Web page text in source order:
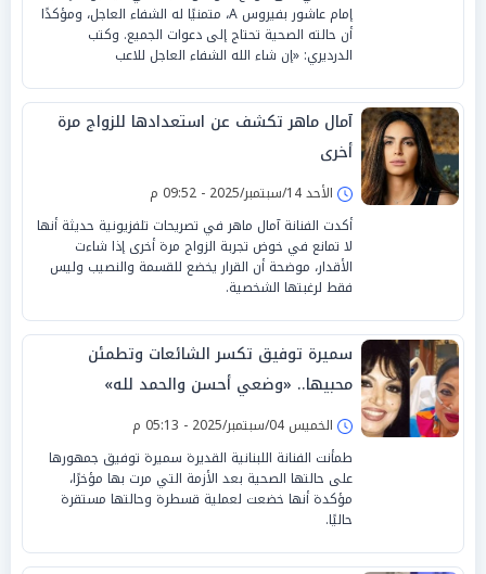
إمام عاشور بفيروس A، متمنيًا له الشفاء العاجل، ومؤكدًا
أن حالته الصحية تحتاج إلى دعوات الجميع. وكتب
الدرديري: «إن شاء الله الشفاء العاجل للاعب
آمال ماهر تكشف عن استعدادها للزواج مرة
أخرى
الأحد 14/سبتمبر/2025 - 09:52 م
أكدت الفنانة آمال ماهر في تصريحات تلفزيونية حديثة أنها
لا تمانع في خوض تجربة الزواج مرة أخرى إذا شاءت
الأقدار، موضحة أن القرار يخضع للقسمة والنصيب وليس
فقط لرغبتها الشخصية.
سميرة توفيق تكسر الشائعات وتطمئن
محبيها.. «وضعي أحسن والحمد لله»
الخميس 04/سبتمبر/2025 - 05:13 م
طمأنت الفنانة اللبنانية القديرة سميرة توفيق جمهورها
على حالتها الصحية بعد الأزمة التي مرت بها مؤخرًا،
مؤكدة أنها خضعت لعملية قسطرة وحالتها مستقرة
حاليًا.